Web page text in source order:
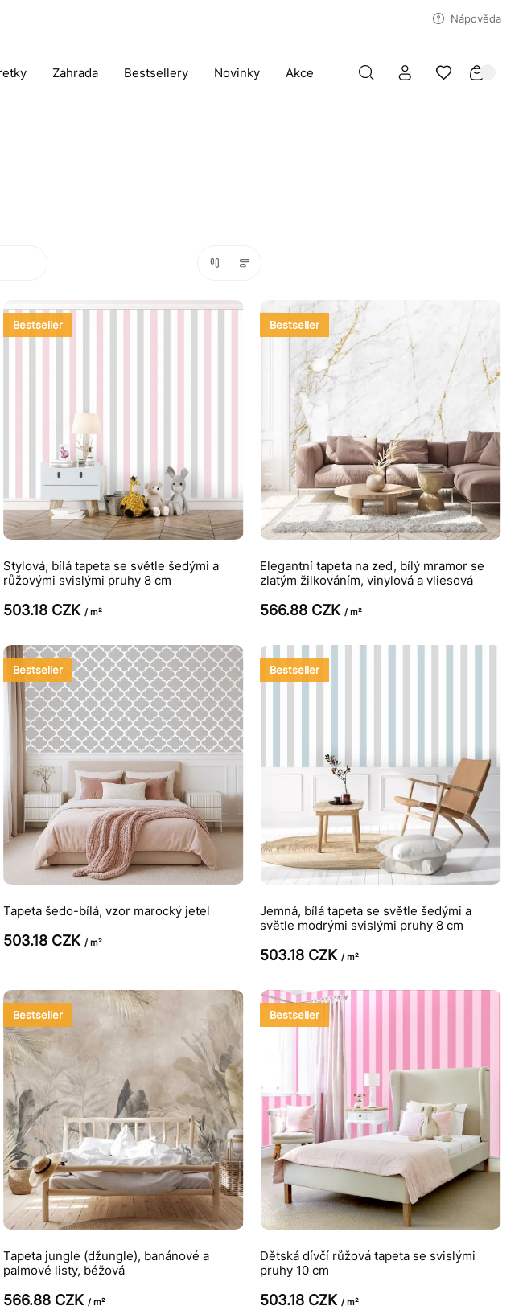
Nápověda
Zahrada Bestsellery Novinky Akce
Bestseller
Stylová, bílá tapeta se světle šedými a
růžovými svislými pruhy 8 cm
503.18 CZK / m²
Bestseller
Elegantní tapeta na zeď, bílý mramor se
zlatým žilkováním, vinylová a vliesová
566.88 CZK / m²
Bestseller
Tapeta šedo-bílá, vzor marocký jetel
503.18 CZK / m²
Bestseller
Jemná, bílá tapeta se světle šedými a
světle modrými svislými pruhy 8 cm
503.18 CZK / m²
Bestseller
Tapeta jungle (džungle), banánové a
palmové listy, béžová
566.88 CZK / m²
Bestseller
Dětská dívčí růžová tapeta se svislými
pruhy 10 cm
503.18 CZK / m²